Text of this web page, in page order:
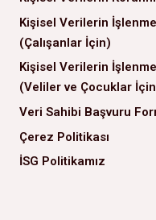
Kişisel Verilerin
(Çalışanlar İçin)
Kişisel Verilerin
(Veliler ve Çocuklar
Veri Sahibi Başvuru
Çerez Politikası
İSG Politikamız